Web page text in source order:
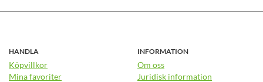
HANDLA
Köpvillkor
Mina favoriter
INFORMATION
Om oss
Juridisk information